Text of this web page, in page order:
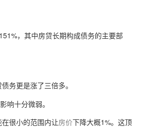
，其中房贷长期构成债务的主要部
务更是涨了三倍多。
响十分微弱。
很小的范围内让房价下降大概1%。这顶